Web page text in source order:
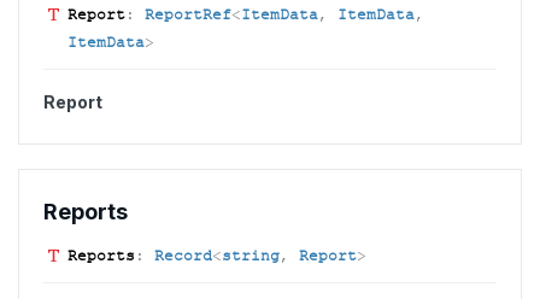
Report: ReportRef<ItemData, ItemData,
ItemData>
Report
Reports
Reports : Record<string, Report>